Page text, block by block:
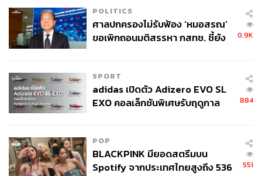
POLITICS
ศาลปกครองไม่รับฟ้อง ‘หมอสรณ’
ขอเพิกถอนมติสรรหา กสทช. ชี้ยัง
0.9K
SPORT
adidas เปิดตัว Adizero EVO SL
EXO คอลเล็กชันพิเศษรับฤดูกาล
884
POP
BLACKPINK มียอดสตรีมบน
Spotify จากประเทศไทยสูงถึง 536
551